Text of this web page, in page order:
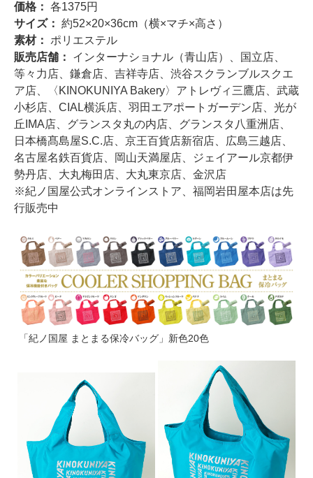
価格： 各1375円
サイズ： 約52×20×36cm（横×マチ×高さ）
素材： ポリエステル
販売店舗： インターナショナル（青山店）、国立店、
等々力店、鎌倉店、吉祥寺店、渋谷スクランブルスクエ
ア店、〈KINOKUNIYA Bakery〉アトレヴィ三鷹店、武蔵
小杉店、CIAL横浜店、羽田エアポートガーデン店、光が
丘IMA店、グランスタ丸の内店、グランスタ八重洲店、
日本橋髙島屋S.C.店、京王百貨店新宿店、広島三越店、
名古屋名鉄百貨店、岡山天満屋店、ジェイアール京都伊
勢丹店、大丸梅田店、大丸東京店、金沢店
※紀ノ国屋公式オンラインストア、福岡岩田屋本店は先
行販売中
「紀ノ国屋 まとまる保冷バッグ」新色20色